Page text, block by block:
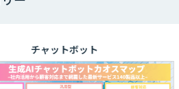
まで自動化。輸出管理
AI Flow byGMO
チャットボット